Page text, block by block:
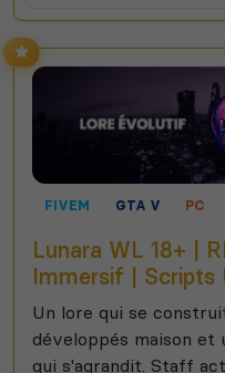
FIVEM GTA V PC
Lunara WL 18+ |
Immersif | Scripts
Un lore qui se
développés maison et
qui s'agrandit. Staff